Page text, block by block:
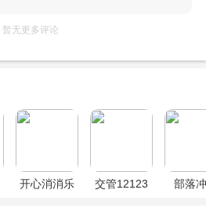
暂无更多评论
开心消消乐 交管12123 部落